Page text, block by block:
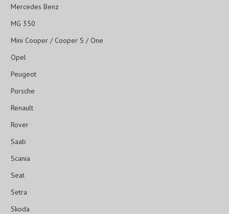
Mercedes Benz
MG 350
Mini Cooper / Cooper S / One
Opel
Peugeot
Porsche
Renault
Rover
Saab
Scania
Seat
Setra
Skoda